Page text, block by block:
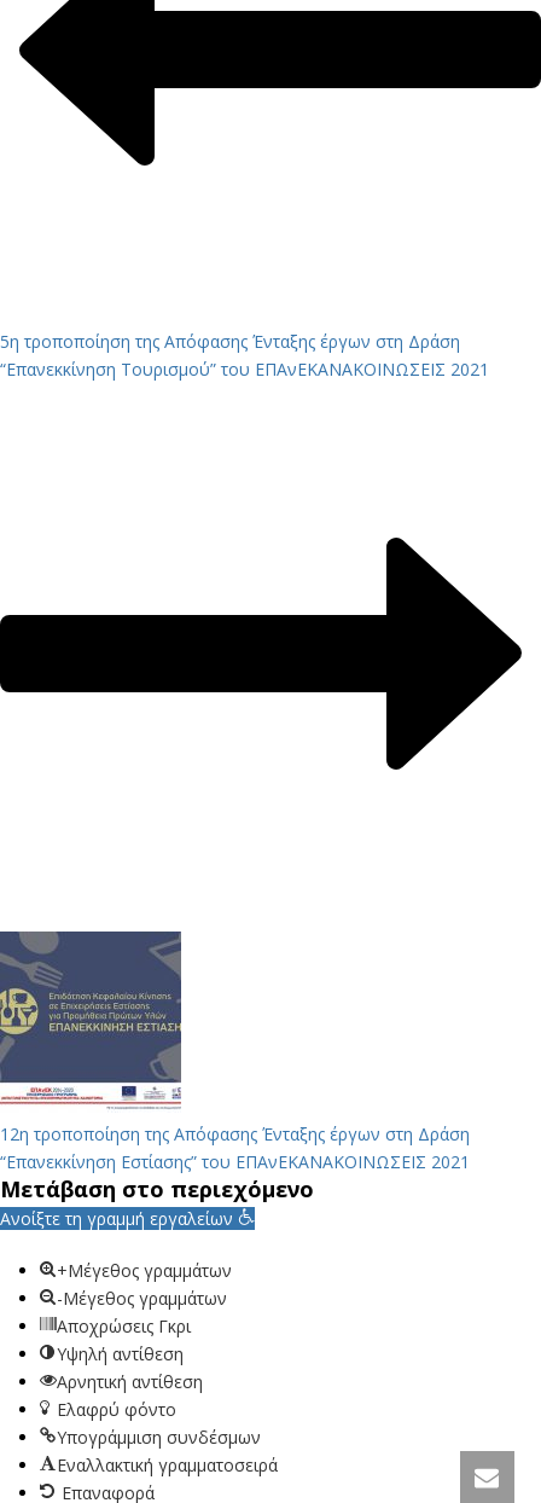
5η τροποποίηση της Απόφασης Ένταξης έργων στη Δράση
“Επανεκκίνηση Τουρισμού” του ΕΠΑνΕΚΑΝΑΚΟΙΝΩΣΕΙΣ 2021
12η τροποποίηση της Απόφασης Ένταξης έργων στη Δράση
“Επανεκκίνηση Εστίασης” του ΕΠΑνΕΚΑΝΑΚΟΙΝΩΣΕΙΣ 2021
Μετάβαση στο περιεχόμενο
Ανοίξτε τη γραμμή εργαλείων
+Μέγεθος γραμμάτων
-Μέγεθος γραμμάτων
Αποχρώσεις Γκρι
Υψηλή αντίθεση
Αρνητική αντίθεση
Ελαφρύ φόντο
Υπογράμμιση συνδέσμων
Εναλλακτική γραμματοσειρά
Επαναφορά